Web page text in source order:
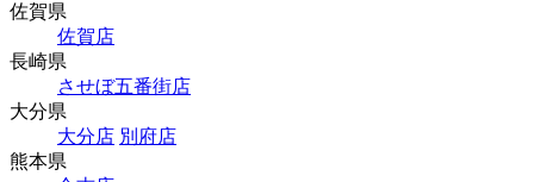
佐賀県
佐賀店
長崎県
させぼ五番街店
大分県
大分店 別府店
熊本県